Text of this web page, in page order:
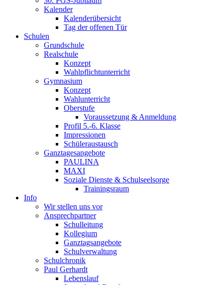
Kalender
Kalenderübersicht
Tag der offenen Tür
Schulen
Grundschule
Realschule
Konzept
Wahlpflichtunterricht
Gymnasium
Konzept
Wahlunterricht
Oberstufe
Voraussetzung & Anmeldung
Profil 5.-6. Klasse
Impressionen
Schüleraustausch
Ganztagesangebote
PAULINA
MAXI
Soziale Dienste & Schulseelsorge
Trainingsraum
Info
Wir stellen uns vor
Ansprechpartner
Schulleitung
Kollegium
Ganztagsangebote
Schulverwaltung
Schulchronik
Paul Gerhardt
Lebenslauf